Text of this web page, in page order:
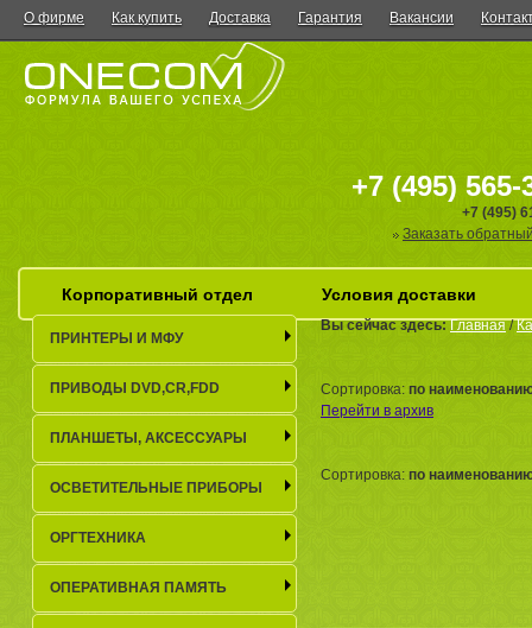
О фирме Как купить Доставка Гарантия Вакансии
+7 (495) 565-
+7 (495)
Заказать
Корпоративный отдел Условия доставки
Вы сейчас здесь:Главная/
Сортировка: по
Перейти в архив
Сортировка: по
ПРИНТЕРЫ И МФУ
ПРИВОДЫ DVD,CR,FDD
ПЛАНШЕТЫ, АКСЕСCУАРЫ
ОСВЕТИТЕЛЬНЫЕ ПРИБОРЫ
ОРГТЕХНИКА
ОПЕРАТИВНАЯ ПАМЯТЬ